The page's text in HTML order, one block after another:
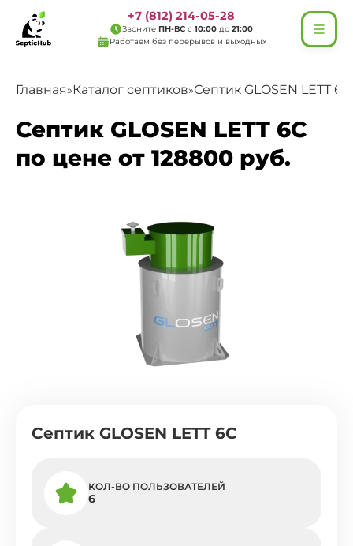
+7 (812) 214-05-28
Звоните ПН-ВС с 10:00 до 21:00
Работаем без перерывов и выходных
Главная»Каталог септиков»Септик GLOSEN LETT 6С
Септик GLOSEN LETT 6С
по цене от 128800 руб.
Септик GLOSEN LETT 6С
КОЛ-ВО ПОЛЬЗОВАТЕЛЕЙ
6